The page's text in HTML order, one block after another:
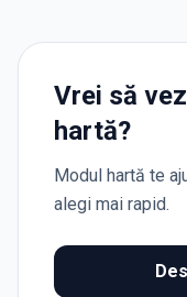
Vrei să
hartă?
Modul hartă te
alegi mai rapid.